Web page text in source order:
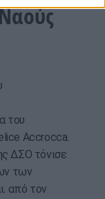
του
Accrocca.
ΔΣΟ τόνισε
των
από τον